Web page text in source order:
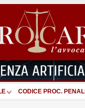
CODICE PROC.